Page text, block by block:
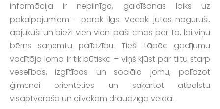
informācija ir nepilnīga, gaidīšanas laiks uz
pakalpojumiem – pārāk ilgs. Vecāki jūtas noguruši,
apjukuši un bieži vien vieni paši cīnās par to, lai viņu
bērns saņemtu palīdzību. Tieši tāpēc gadījumu
vadītāja loma ir tik būtiska – viņš kļūst par tiltu starp
veselības, izglītības un sociālo jomu, palīdzot
ģimenei orientēties un sakārtot atbalstu
visaptverošā un cilvēkam draudzīgā veidā.